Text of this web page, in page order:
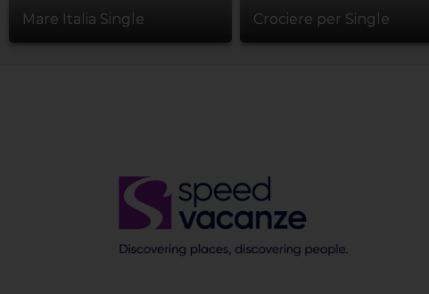
Mare Italia Single Crociere per Single